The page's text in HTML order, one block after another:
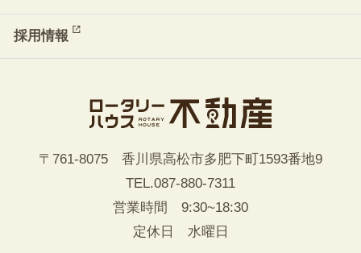
採用情報
〒761-8075 香川県高松市多肥下町1593番地9
TEL.087-880-7311
営業時間 9:30~18:30
定休日 水曜日